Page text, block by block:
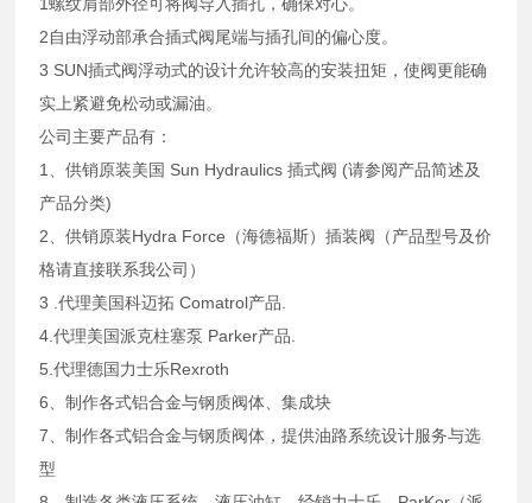
2自由浮动部承合插式阀尾端与插孔间的偏心度。
3 SUN插式阀浮动式的设计允许较高的安装扭矩，使阀更能确
实上紧避免松动或漏油。
公司主要产品有：
1、供销原装美国 Sun Hydraulics 插式阀 (请参阅产品简述及
产品分类)
2、供销原装Hydra Force（海德福斯）插装阀（产品型号及价
格请直接联系我公司）
3 .代理美国科迈拓 Comatrol产品.
4.代理美国派克柱塞泵 Parker产品.
5.代理德国力士乐Rexroth
6、制作各式铝合金与钢质阀体、集成块
7、制作各式铝合金与钢质阀体，提供油路系统设计服务与选
型